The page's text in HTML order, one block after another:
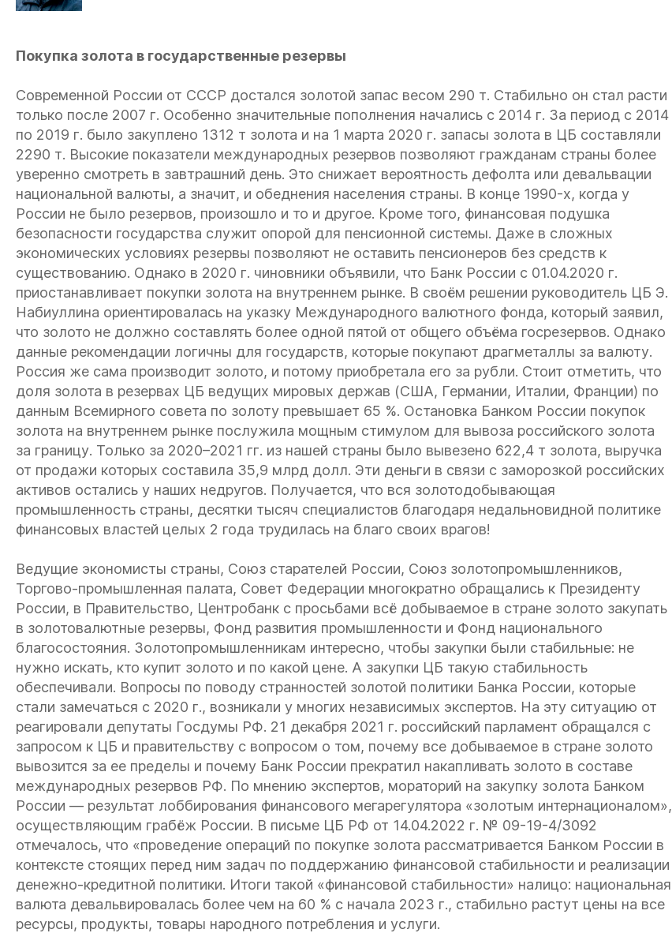
Покупка золота в государственные резервы
Современной России от СССР достался золотой запас весом 290 т. Стабильно он стал расти
только после 2007 г. Особенно значительные пополнения начались с 2014 г. За период с 2014
по 2019 г. было закуплено 1312 т золота и на 1 марта 2020 г. запасы золота в ЦБ составляли
2290 т. Высокие показатели международных резервов позволяют гражданам страны более
уверенно смотреть в завтрашний день. Это снижает вероятность дефолта или девальвации
национальной валюты, а значит, и обеднения населения страны. В конце 1990-х, когда у
России не было резервов, произошло и то и другое. Кроме того, финансовая подушка
безопасности государства служит опорой для пенсионной системы. Даже в сложных
экономических условиях резервы позволяют не оставить пенсионеров без средств к
существованию. Однако в 2020 г. чиновники объявили, что Банк России с 01.04.2020 г.
приостанавливает покупки золота на внутреннем рынке. В своём решении руководитель ЦБ Э.
Набиуллина ориентировалась на указку Международного валютного фонда, который заявил,
что золото не должно составлять более одной пятой от общего объёма госрезервов. Однако
данные рекомендации логичны для государств, которые покупают драгметаллы за валюту.
Россия же сама производит золото, и потому приобретала его за рубли. Стоит отметить, что
доля золота в резервах ЦБ ведущих мировых держав (США, Германии, Италии, Франции) по
данным Всемирного совета по золоту превышает 65 %. Остановка Банком России покупок
золота на внутреннем рынке послужила мощным стимулом для вывоза российского золота
за границу. Только за 2020–2021 гг. из нашей страны было вывезено 622,4 т золота, выручка
от продажи которых составила 35,9 млрд долл. Эти деньги в связи с заморозкой российских
активов остались у наших недругов. Получается, что вся золотодобывающая
промышленность страны, десятки тысяч специалистов благодаря недальновидной политике
финансовых властей целых 2 года трудилась на благо своих врагов!
Ведущие экономисты страны, Союз старателей России, Союз золотопромышленников,
Торгово-промышленная палата, Совет Федерации многократно обращались к Президенту
России, в Правительство, Центробанк с просьбами всё добываемое в стране золото закупать
в золотовалютные резервы, Фонд развития промышленности и Фонд национального
благосостояния. Золотопромышленникам интересно, чтобы закупки были стабильные: не
нужно искать, кто купит золото и по какой цене. А закупки ЦБ такую стабильность
обеспечивали. Вопросы по поводу странностей золотой политики Банка России, которые
стали замечаться с 2020 г., возникали у многих независимых экспертов. На эту ситуацию от
реагировали депутаты Госдумы РФ. 21 декабря 2021 г. российский парламент обращался с
запросом к ЦБ и правительству с вопросом о том, почему все добываемое в стране золото
вывозится за ее пределы и почему Банк России прекратил накапливать золото в составе
международных резервов РФ. По мнению экспертов, мораторий на закупку золота Банком
России — результат лоббирования финансового мегарегулятора «золотым интернационалом»,
осуществляющим грабёж России. В письме ЦБ РФ от 14.04.2022 г. № 09-19-4/3092
отмечалось, что «проведение операций по покупке золота рассматривается Банком России в
контексте стоящих перед ним задач по поддержанию финансовой стабильности и реализации
денежно-кредитной политики. Итоги такой «финансовой стабильности» налицо: национальная
валюта девальвировалась более чем на 60 % с начала 2023 г., стабильно растут цены на все
ресурсы, продукты, товары народного потребления и услуги.